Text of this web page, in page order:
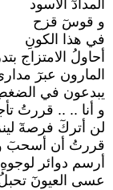
المدادٓ الأسود
و قوسٓ قزح
في هذا الكونِ
أحاولُ الامتزاج
المارون عبرٓ
يبدعون في الضغطِ
و أنا .. .. قررتُ
لن أتركٓ فرصةٓ
قررتُ أن أسحبٓ
أرسم دوائر
عسى العيونٓ